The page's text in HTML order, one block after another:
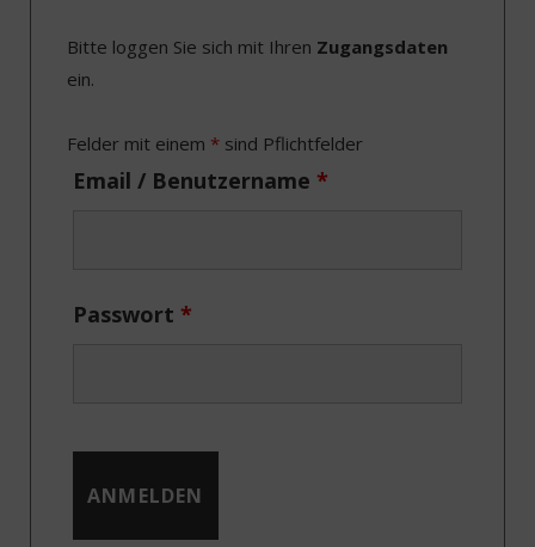
b
o
k
i
t
e
a
r
a
e
I
Bitte loggen Sie sich mit Ihren Zugangsdaten
ein.
Felder mit einem * sind Pflichtfelder
Email / Benutzername *
Passwort *